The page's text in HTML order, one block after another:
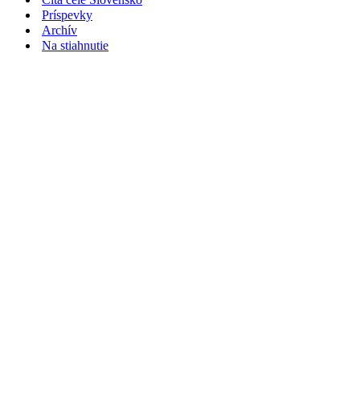
Príspevky
Archív
Na stiahnutie